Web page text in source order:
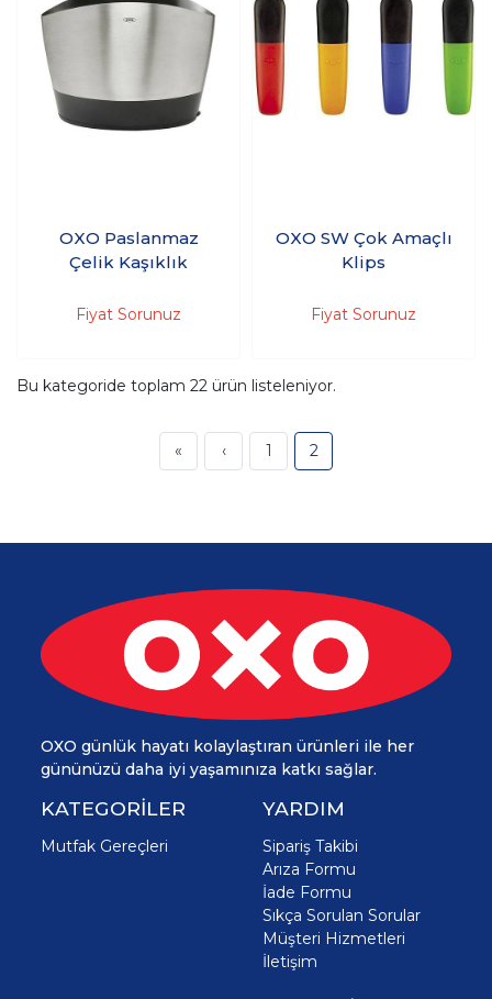
OXO Paslanmaz
Çelik Kaşıklık
Fiyat Sorunuz
OXO SW Çok Amaçlı
Klips
Fiyat Sorunuz
Bu kategoride toplam 22 ürün listeleniyor.
« ‹ 1 2
OXO günlük hayatı kolaylaştıran ürünleri ile her
gününüzü daha iyi yaşamınıza katkı sağlar.
KATEGORİLER
Mutfak Gereçleri
YARDIM
Sipariş Takibi
Arıza Formu
İade Formu
Sıkça Sorulan Sorular
Müşteri Hizmetleri
İletişim